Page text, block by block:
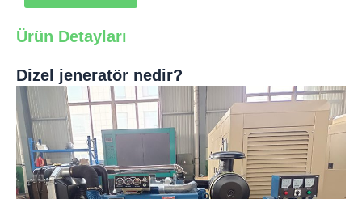
Ürün Detayları
Dizel jeneratör nedir?